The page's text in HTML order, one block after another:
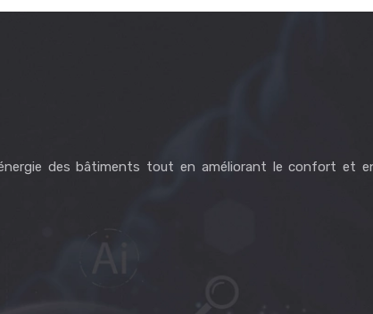
des bâtiments tout en améliorant le confort et